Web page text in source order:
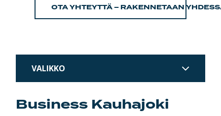
OTA YHTEYTTÄ – RAKENNETAAN
VALIKKO
Business Kauhajoki